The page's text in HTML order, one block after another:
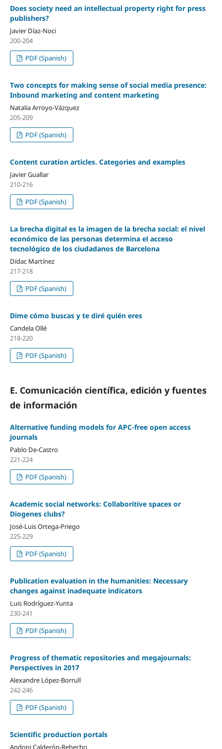
Does society need an intellectual property right for press
publishers?
Javier Dí­az-Noci
200-204
PDF (Spanish)
Two concepts for making sense of social media presence:
Inbound marketing and content marketing
Natalia Arroyo-Vázquez
205-209
PDF (Spanish)
Content curation articles. Categories and examples
Javier Guallar
210-216
PDF (Spanish)
La brecha digital es la imagen de la brecha social: el nivel
económico de las personas determina el acceso
tecnológico de los ciudadanos de Barcelona
Dí­dac Martí­nez
217-218
PDF (Spanish)
Dime cómo buscas y te diré quién eres
Candela Ollé
218-220
PDF (Spanish)
E. Comunicación cientí­fica, edición y fuentes
de información
Alternative funding models for APC-free open access
journals
Pablo De-Castro
221-224
PDF (Spanish)
Academic social networks: Collaboritive spaces or
Diogenes clubs?
José-Luis Ortega-Priego
225-229
PDF (Spanish)
Publication evaluation in the humanities: Necessary
changes against inadequate indicators
Luis Rodrí­guez-Yunta
230-241
PDF (Spanish)
Progress of thematic repositories and megajournals:
Perspectives in 2017
Alexandre López-Borrull
242-246
PDF (Spanish)
Scientific production portals
Andoni Calderón-Rehecho